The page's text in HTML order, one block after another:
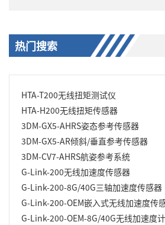
HBK 3DM-CX5-IMU 高性能工业
CX5-10）是目前最小、最轻的工业
实现测量质量的最佳组合。 3DM-
应用，包括平台稳定、平衡机器人、
监控。
热门搜索
HTA-T200无线扭矩测试仪
HTA-H200无线扭矩传感器
3DM-GX5-AHRS姿态参考传感器
3DM-GX5-AR倾斜/垂直参考传感器
3DM-CV7-AHRS航姿参考系统
G-Link-200无线加速度传感器
G-Link-200-8G/40G三轴加速度传感器
G-Link-200-OEM嵌入式无线加速度传
G-Link-200-OEM-8G/40G无线加速度计